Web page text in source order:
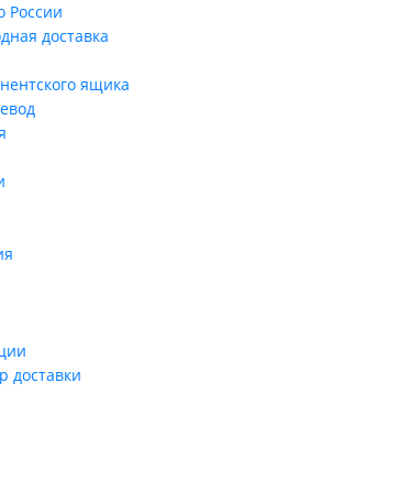
России
доставка
ящика
доставки